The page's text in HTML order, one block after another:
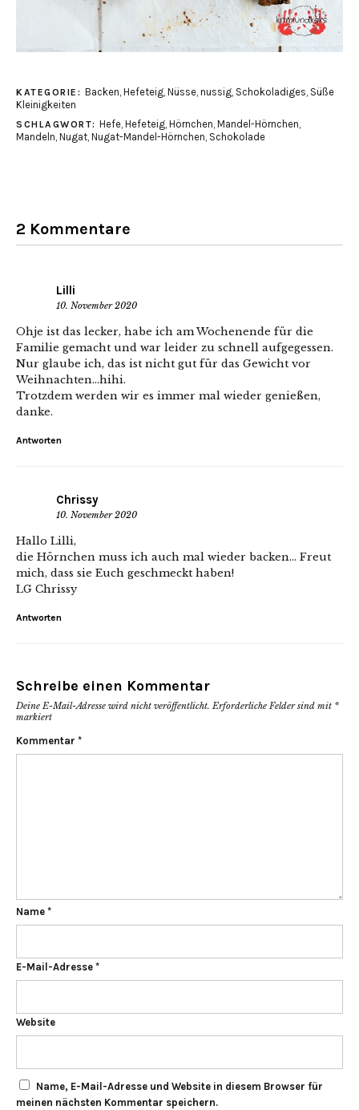
KATEGORIE: Backen, Hefeteig, Nüsse, nussig, Schokoladiges, Süße
Kleinigkeiten
SCHLAGWORT: Hefe, Hefeteig, Hörnchen, Mandel-Hörnchen,
Mandeln, Nugat, Nugat-Mandel-Hörnchen, Schokolade
2 Kommentare
Lilli
10. November 2020
Ohje ist das lecker, habe ich am Wochenende für die
Familie gemacht und war leider zu schnell aufgegessen.
Nur glaube ich, das ist nicht gut für das Gewicht vor
Weihnachten…hihi.
Trotzdem werden wir es immer mal wieder genießen,
danke.
Antworten
Chrissy
10. November 2020
Hallo Lilli,
die Hörnchen muss ich auch mal wieder backen… Freut
mich, dass sie Euch geschmeckt haben!
LG Chrissy
Antworten
Schreibe einen Kommentar
Deine E-Mail-Adresse wird nicht veröffentlicht. Erforderliche Felder sind mit *
markiert
Kommentar *
Name *
E-Mail-Adresse *
Website
Name, E-Mail-Adresse und Website in diesem Browser für
meinen nächsten Kommentar speichern.